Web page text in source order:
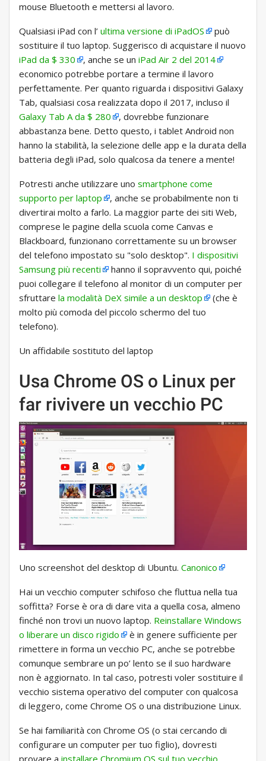
mouse Bluetooth e mettersi al lavoro.
Qualsiasi iPad con l’ ultima versione di iPadOS
può
sostituire il tuo laptop. Suggerisco di acquistare il nuovo
iPad da $ 330
, anche se un iPad Air 2 del 2014
economico potrebbe portare a termine il lavoro
perfettamente. Per quanto riguarda i dispositivi Galaxy
Tab, qualsiasi cosa realizzata dopo il 2017, incluso il
Galaxy Tab A da $ 280
, dovrebbe funzionare
abbastanza bene. Detto questo, i tablet Android non
hanno la stabilità, la selezione delle app e la durata della
batteria degli iPad, solo qualcosa da tenere a mente!
Potresti anche utilizzare uno smartphone come
supporto per laptop
, anche se probabilmente non ti
divertirai molto a farlo. La maggior parte dei siti Web,
comprese le pagine della scuola come Canvas e
Blackboard, funzionano correttamente su un browser
del telefono impostato su "solo desktop". I dispositivi
Samsung più recenti
hanno il sopravvento qui, poiché
puoi collegare il telefono al monitor di un computer per
sfruttare la modalità DeX simile a un desktop
(che è
molto più comoda del piccolo schermo del tuo
telefono).
Un affidabile sostituto del laptop
Usa Chrome OS o Linux per
far rivivere un vecchio PC
Uno screenshot del desktop di Ubuntu. Canonico
Hai un vecchio computer schifoso che fluttua nella tua
soffitta? Forse è ora di dare vita a quella cosa, almeno
finché non trovi un nuovo laptop. Reinstallare Windows
o liberare un disco rigido
è in genere sufficiente per
rimettere in forma un vecchio PC, anche se potrebbe
comunque sembrare un po’ lento se il suo hardware
non è aggiornato. In tal caso, potresti voler sostituire il
vecchio sistema operativo del computer con qualcosa
di leggero, come Chrome OS o una distribuzione Linux.
Se hai familiarità con Chrome OS (o stai cercando di
configurare un computer per tuo figlio), dovresti